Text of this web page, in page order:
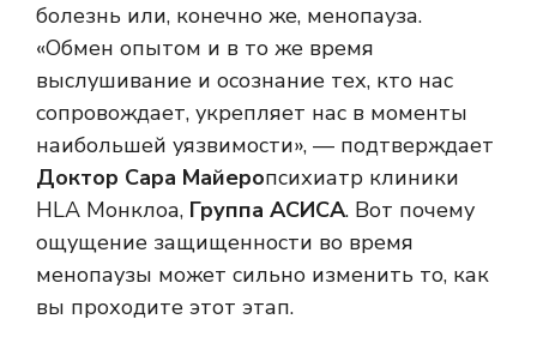
болезнь или, конечно же, менопауза.
«Обмен опытом и в то же время
выслушивание и осознание тех, кто нас
сопровождает, укрепляет нас в моменты
наибольшей уязвимости», — подтверждает
Доктор Сара Майеропсихиатр клиники
HLA Монклоа, Группа АСИСА. Вот почему
ощущение защищенности во время
менопаузы может сильно изменить то, как
вы проходите этот этап.